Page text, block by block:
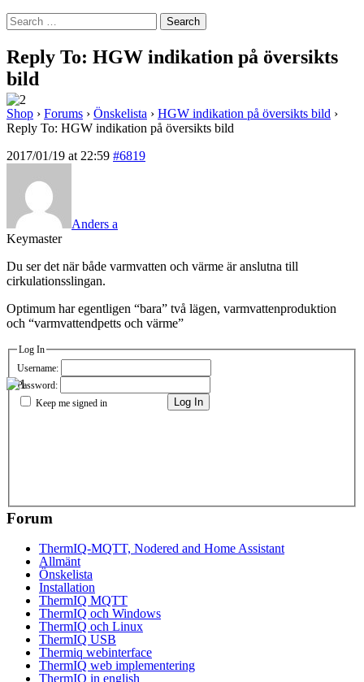
Search
for:
Reply To: HGW indikation på översikts
bild
Shop › Forums › Önskelista › HGW indikation på översikts bild ›
Reply To: HGW indikation på översikts bild
2017/01/19 at 22:59 #6819
Anders a
Keymaster
Du ser det när både varmvatten och värme är anslutna till
cirkulationsslingan.
Optimum har egentligen “bara” två lägen, varmvattenproduktion
och “varmvattendpetts och värme”
Log In
Username:
Password:
Keep me signed in
Log In
Forum
ThermIQ-MQTT, Nodered and Home Assistant
Allmänt
Önskelista
Installation
ThermIQ MQTT
ThermIQ och Windows
ThermIQ och Linux
ThermIQ USB
Thermiq webinterface
ThermIQ web implementering
ThermIQ in english